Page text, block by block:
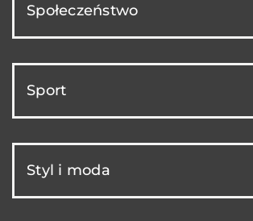
Społeczeństwo
Sport
Styl i moda